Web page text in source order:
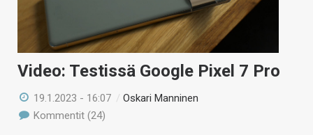
VAIHDA TEEMA
HAKU
Video: Testissä Google Pixel 7 Pro
19.1.2023 - 16:07 /Oskari Manninen
Kommentit (24)